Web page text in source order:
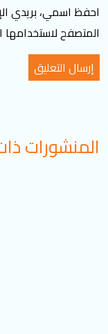
احفظ اسمي، بريدي
المتصفح
المنشورات